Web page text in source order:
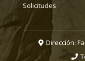
Solicitudes
Dirección: